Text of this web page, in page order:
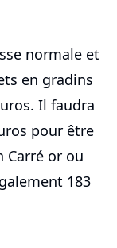
normale et
en gradins
Il faudra
pour être
Carré or ou
183